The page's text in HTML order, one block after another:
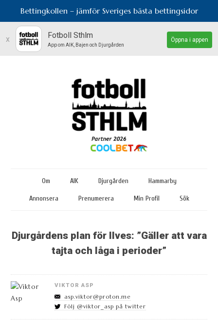
Bettingkollen – jämför Sveriges bästa bettingsidor
x Fotboll Sthlm
App om AIK, Bajen och Djurgården
Öppna i appen
Om AIK Djurgården Hammarby
Annonsera Prenumerera Min Profil Sök
Djurgårdens plan för Ilves: ”Gäller att vara
tajta och låga i perioder”
VIKTOR ASP
asp.viktor@proton.me
Följ @viktor_asp på twitter